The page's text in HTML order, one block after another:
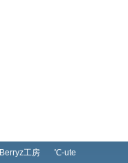
Berryz工房 ℃-ute